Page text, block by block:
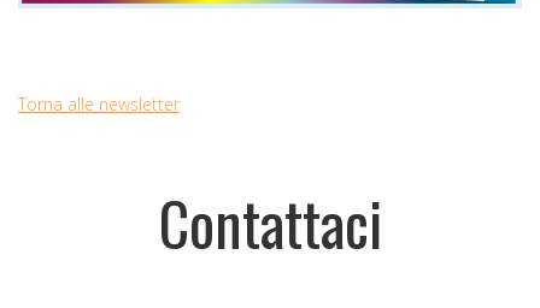
Torna alle newsletter
Contattaci